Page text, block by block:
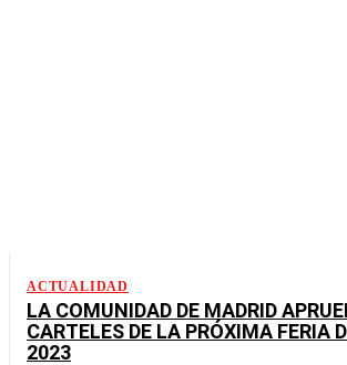
ACTUALIDAD
LA COMUNIDAD DE MADRID
CARTELES DE LA PRÓXIMA FERIA
2023